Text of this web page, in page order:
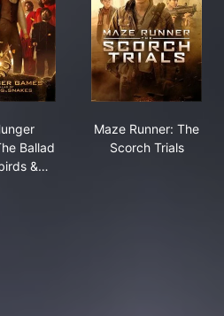
Ballad
&…
Maze Runner: The
Scorch Trials